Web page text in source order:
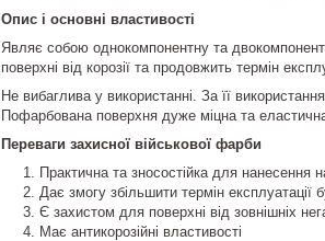
Опис і основні властивості
Являє собою однокомпонентну та
поверхні від корозії та продовжить термін
Не вибаглива у використанні. За її
Пофарбована поверхня дуже міцна та
Переваги захисної військової фарби
Практична та зносостійка для нанесення
Дає змогу збільшити термін експлуатації
Є захистом для поверхні від зовнішніх
Має антикорозійні властивості